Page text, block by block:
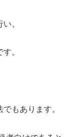
、
。
もあります。